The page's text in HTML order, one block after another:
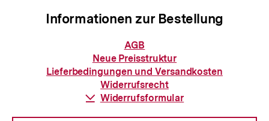
Informationen zur Bestellung
Informationen
zur
Bestellung
AGB
Neue Preisstruktur
Lieferbedingungen und Versandkosten
Widerrufsrecht
Download-
Widerrufsformular